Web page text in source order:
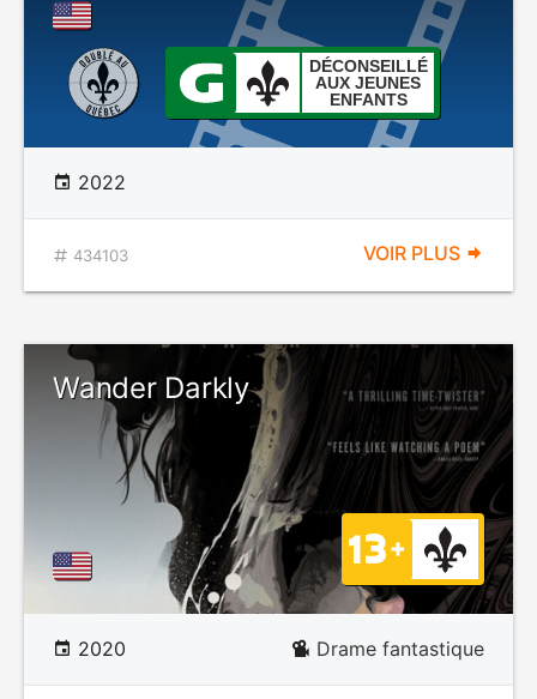
DÉCONSEILLÉ
AUX JEUNES
ENFANTS
2022
434103 VOIR PLUS
Wander Darkly
2020 Drame fantastique